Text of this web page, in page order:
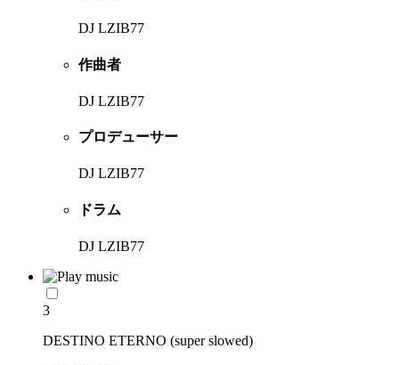
DJ LZIB77
作曲者
DJ LZIB77
プロデューサー
DJ LZIB77
ドラム
DJ LZIB77
3
DESTINO ETERNO (super slowed)